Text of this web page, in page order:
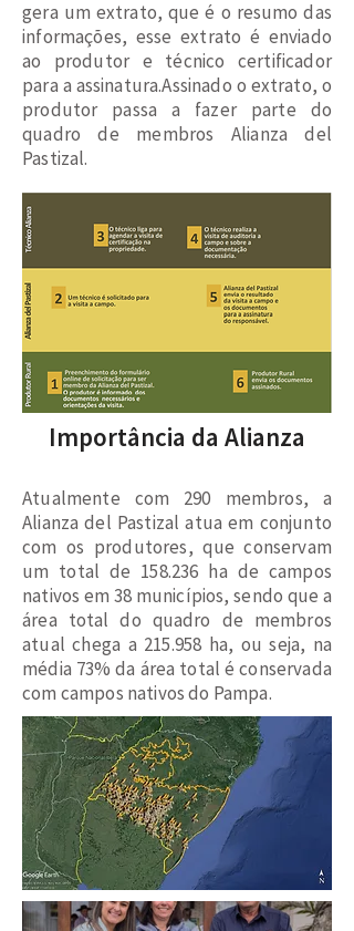
gera um extrato, que é o resumo das
informações, esse extrato é enviado
ao produtor e técnico certificador
para a assinatura.Assinado o extrato, o
produtor passa a fazer parte do
quadro de membros Alianza del
Pastizal.
Importância da Alianza
Atualmente com 290 membros, a
Alianza del Pastizal atua em conjunto
com os produtores, que conservam
um total de 158.236 ha de campos
nativos em 38 municípios, sendo que a
área total do quadro de membros
atual chega a 215.958 ha, ou seja, na
média 73% da área total é conservada
com campos nativos do Pampa.